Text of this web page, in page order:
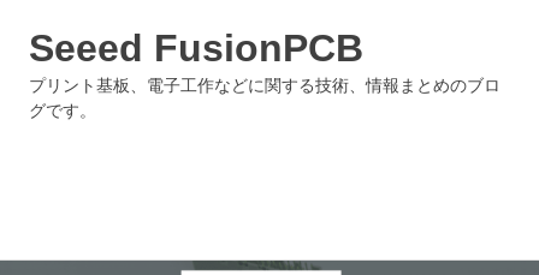
Seeed FusionPCB
プリント基板、電子工作などに関する技術、情報まとめのブロ
グです。